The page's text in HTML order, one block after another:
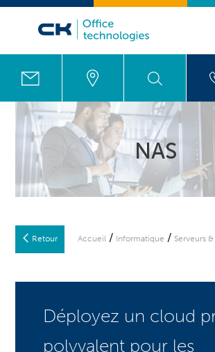
NAS
Retour Accueil / Informatique / Serveurs
Déployez un cloud
polyvalent pour les